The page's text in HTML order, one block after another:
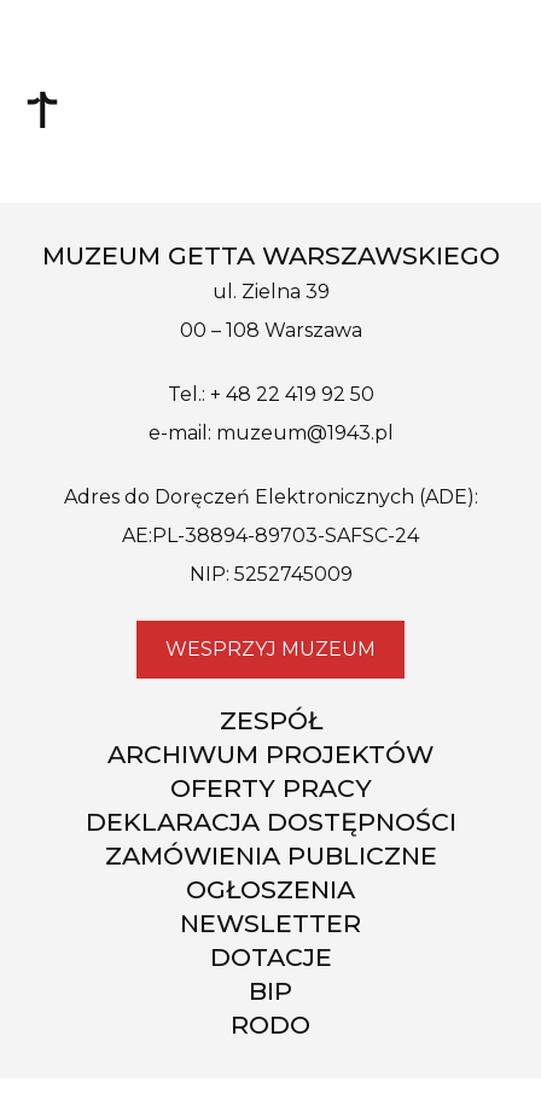
MUZEUM GETTA WARSZAWSKIEGO
ul. Zielna 39
00 – 108 Warszawa
Tel.: + 48 22 419 92 50
e-mail: muzeum@1943.pl
Adres do Doręczeń Elektronicznych (ADE):
AE:PL-38894-89703-SAFSC-24
NIP: 5252745009
WESPRZYJ MUZEUM
ZESPÓŁ
ARCHIWUM PROJEKTÓW
OFERTY PRACY
DEKLARACJA DOSTĘPNOŚCI
ZAMÓWIENIA PUBLICZNE
OGŁOSZENIA
NEWSLETTER
DOTACJE
BIP
RODO